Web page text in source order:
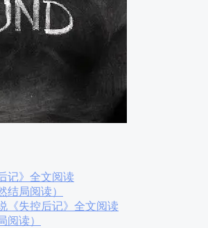
记》全文阅读
局阅读）
《失控后记》全文阅读
阅读）